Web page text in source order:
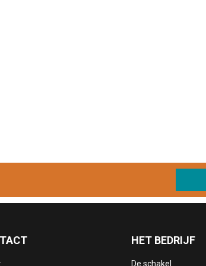
HET BEDRIJF
De schakel